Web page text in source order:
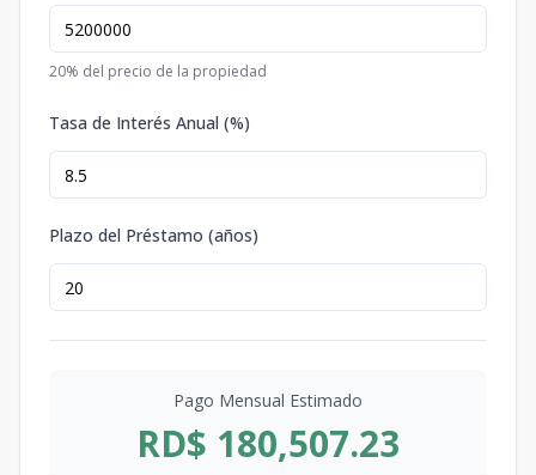
20% del precio de la propiedad
Tasa de Interés Anual (%)
Plazo del Préstamo (años)
Pago Mensual Estimado
RD$ 180,507.23